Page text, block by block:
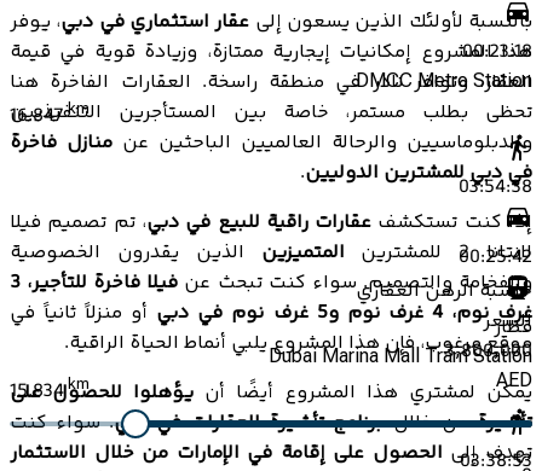
بالنسبة لأولئك الذين يسعون إلى عقار استثماري في دبي، يوفر
هذا المشروع إمكانيات إيجارية ممتازة، وزيادة قوية في قيمة
العقار، وتوافر نادر في منطقة راسخة. العقارات الفاخرة هنا
تحظى بطلب مستمر، خاصة بين المستأجرين التنفيذيين
والدبلوماسيين والرحالة العالميين الباحثين عن منازل فاخرة
في دبي للمشترين الدوليين.
إذا كنت تستكشف عقارات راقية للبيع في دبي، تم تصميم فيلا
لانتانا 2 للمشترين
المتميزين الذين يقدرون الخصوصية
والفخامة والتصميم. سواء كنت تبحث عن
فيلا فاخرة للتأجير، 3
غرف نوم، 4 غرف نوم و5 غرف نوم في دبي
أو منزلاً ثانياً في
موقع مرغوب، فإن هذا المشروع يلبي أنماط الحياة الراقية.
يمكن لمشتري هذا المشروع أيضًا أن يؤهلوا للحصول على
تأشيرةمن خلالبرنامج تأشيرة العقارات في دبي. سواء كنت
تهدف إلى الحصول على إقامة في الإمارات من خلال الاستثمار
00:23:18
DMCC Metro Station
16.847km
03:54:38
00:25:42
قطار
Dubai Marina Mall Tram Station
15.834km
03:38:53
حاسبة الرهن العقاري
السعر
3,800,000
AED